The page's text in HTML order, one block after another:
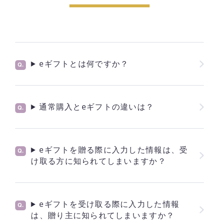
eギフトとは何ですか？
通常購入とeギフトの違いは？
eギフトを贈る際に入力した情報は、受
け取る方に知られてしまいますか？
eギフトを受け取る際に入力した情報
は、贈り主に知られてしまいますか？